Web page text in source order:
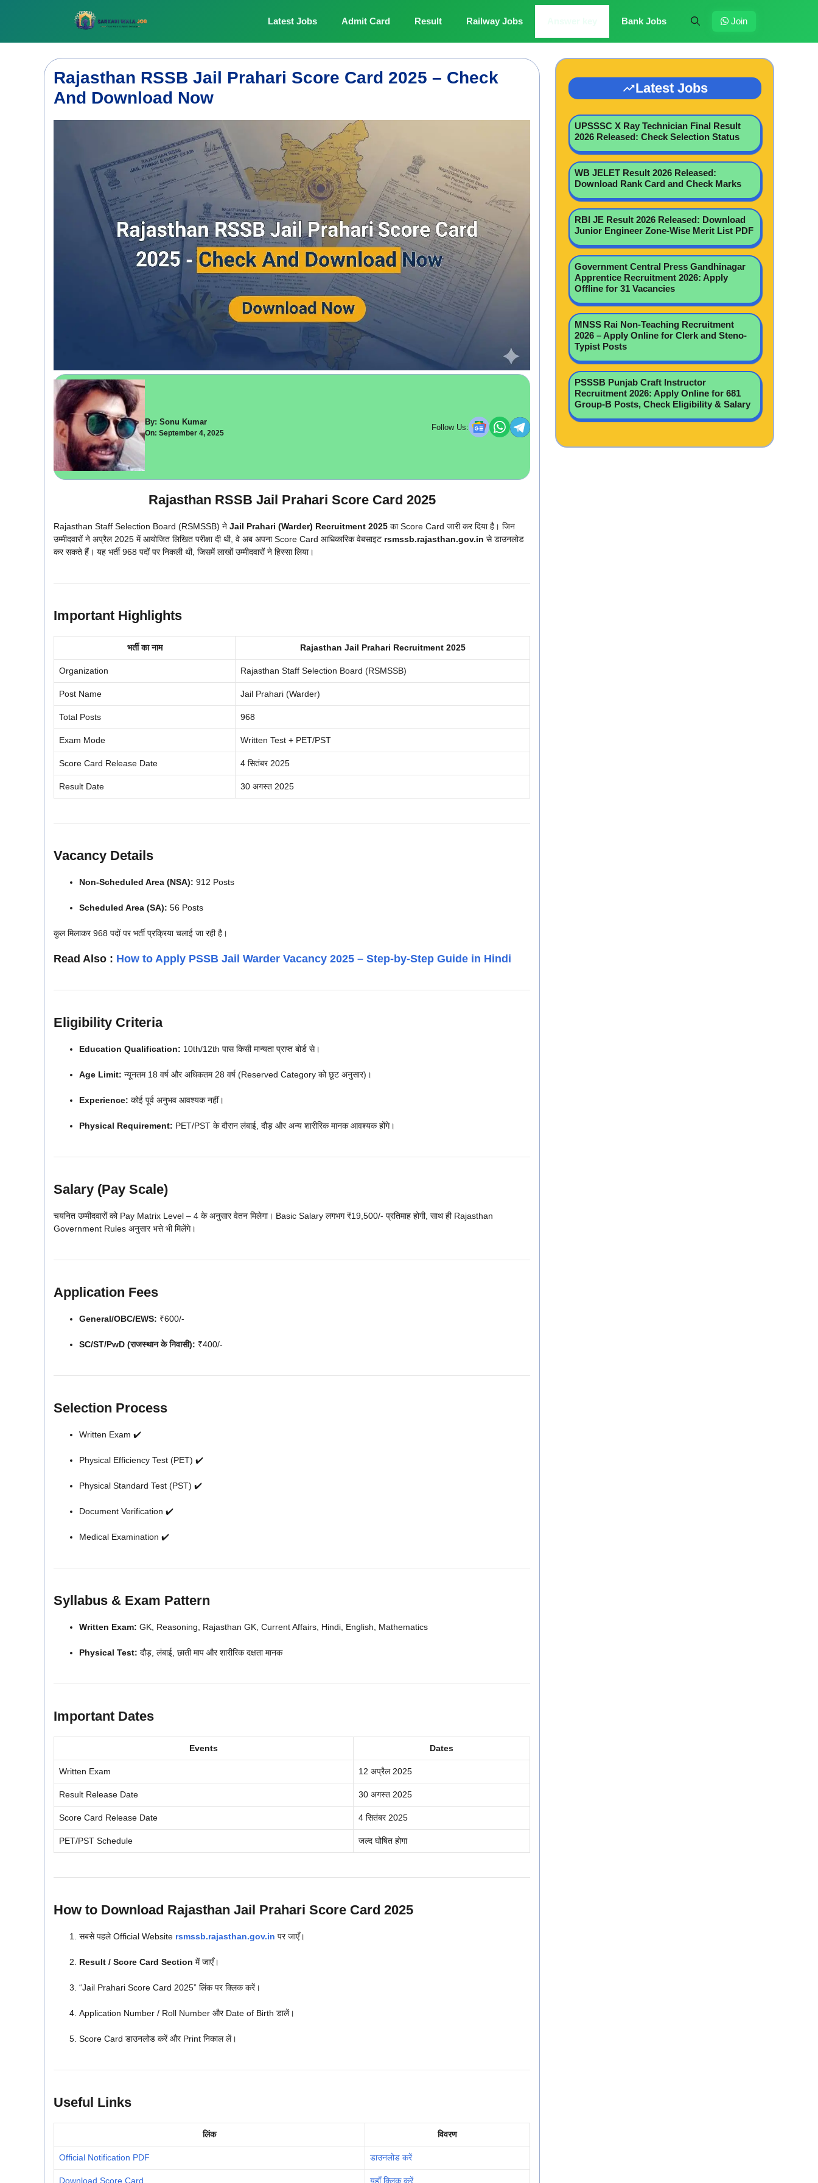
Latest Jobs Admit Card Result Railway Jobs Bank Jobs Join
Rajasthan RSSB Jail Prahari Score Card 2025 – Check
And Download Now
By: Sonu Kumar
On: September 4, 2025
Follow Us:
Rajasthan RSSB Jail Prahari Score Card 2025
Rajasthan Staff Selection Board (RSMSSB) ने Jail Prahari (Warder) Recruitment 2025 का Score Card जारी कर दिया है। जिन
उम्मीदवारों ने अप्रैल 2025 में आयोजित लिखित परीक्षा दी थी, वे अब अपना Score Card आधिकारिक वेबसाइट rsmssb.rajasthan.gov.in से डाउनलोड
कर सकते हैं। यह भर्ती 968 पदों पर निकली थी, जिसमें लाखों उम्मीदवारों ने हिस्सा लिया।
Important Highlights
भर्ती का नाम Rajasthan Jail Prahari Recruitment 2025
Organization Rajasthan Staff Selection Board (RSMSSB)
Post Name Jail Prahari (Warder)
Total Posts 968
Exam Mode Written Test + PET/PST
Score Card Release Date 4 सितंबर 2025
Result Date 30 अगस्त 2025
Vacancy Details
Non-Scheduled Area (NSA): 912 Posts
Scheduled Area (SA): 56 Posts
कुल मिलाकर 968 पदों पर भर्ती प्रक्रिया चलाई जा रही है।
Read Also : How to Apply PSSB Jail Warder Vacancy 2025 – Step-by-Step Guide in Hindi
Eligibility Criteria
Education Qualification: 10th/12th पास किसी मान्यता प्राप्त बोर्ड से।
Age Limit: न्यूनतम 18 वर्ष और अधिकतम 28 वर्ष (Reserved Category को छूट अनुसार)।
Experience: कोई पूर्व अनुभव आवश्यक नहीं।
Physical Requirement: PET/PST के दौरान लंबाई, दौड़ और अन्य शारीरिक मानक आवश्यक होंगे।
Salary (Pay Scale)
चयनित उम्मीदवारों को Pay Matrix Level – 4 के अनुसार वेतन मिलेगा। Basic Salary लगभग ₹19,500/- प्रतिमाह होगी, साथ ही Rajasthan
Government Rules अनुसार भत्ते भी मिलेंगे।
Application Fees
General/OBC/EWS: ₹600/-
SC/ST/PwD (राजस्थान के निवासी): ₹400/-
Selection Process
Written Exam ✔️
Physical Efficiency Test (PET) ✔️
Physical Standard Test (PST) ✔️
Document Verification ✔️
Medical Examination ✔️
Syllabus & Exam Pattern
Written Exam: GK, Reasoning, Rajasthan GK, Current Affairs, Hindi, English, Mathematics
Physical Test: दौड़, लंबाई, छाती माप और शारीरिक दक्षता मानक
Important Dates
Events Dates
Written Exam 12 अप्रैल 2025
Result Release Date 30 अगस्त 2025
Score Card Release Date 4 सितंबर 2025
PET/PST Schedule जल्द घोषित होगा
How to Download Rajasthan Jail Prahari Score Card 2025
सबसे पहले Official Website rsmssb.rajasthan.gov.in पर जाएँ।
Result / Score Card Section में जाएँ।
“Jail Prahari Score Card 2025” लिंक पर क्लिक करें।
Application Number / Roll Number और Date of Birth डालें।
Score Card डाउनलोड करें और Print निकाल लें।
Useful Links
लिंक विवरण
Official Notification PDF डाउनलोड करें
Download Score Card यहाँ क्लिक करें
Latest Jobs
UPSSSC X Ray Technician Final Result
2026 Released: Check Selection Status
WB JELET Result 2026 Released:
Download Rank Card and Check Marks
RBI JE Result 2026 Released: Download
Junior Engineer Zone-Wise Merit List PDF
Government Central Press Gandhinagar
Apprentice Recruitment 2026: Apply
Offline for 31 Vacancies
MNSS Rai Non-Teaching Recruitment
2026 – Apply Online for Clerk and Steno-
Typist Posts
PSSSB Punjab Craft Instructor
Recruitment 2026: Apply Online for 681
Group-B Posts, Check Eligibility & Salary